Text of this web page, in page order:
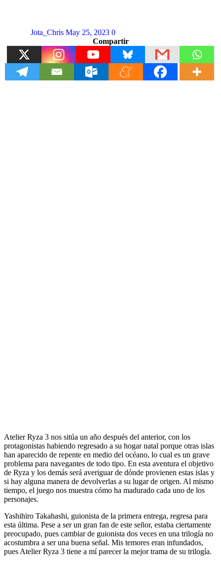
Jota_Chris May 25, 2023 0
Compartir
Atelier Ryza 3 nos sitúa un año después del anterior, con los
protagonistas habiendo regresado a su hogar natal porque otras islas
han aparecido de repente en medio del océano, lo cual es un grave
problema para navegantes de todo tipo. En esta aventura el objetivo
de Ryza y los demás será averiguar de dónde provienen estas islas y
si hay alguna manera de devolverlas a su lugar de origen. Al mismo
tiempo, el juego nos muestra cómo ha madurado cada uno de los
personajes.
Yashihiro Takahashi, guionista de la primera entrega, regresa para
esta última. Pese a ser un gran fan de este señor, estaba ciertamente
preocupado, pues cambiar de guionista dos veces en una trilogía no
acostumbra a ser una buena señal. Mis temores eran infundados,
pues Atelier Ryza 3 tiene a mí parecer la mejor trama de su trilogía.